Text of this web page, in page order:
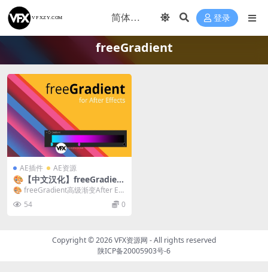
登录
freeGradient
AE插件 AE资源
🎨【中文汉化】freeGradient
V1.1.2 Win/Mac AE高级颜色
🎨 freeGradient高级渐变After Eff
54 0
Copyright © 2026VFX资源网 - All rights reserved
陕ICP备20005903号-6